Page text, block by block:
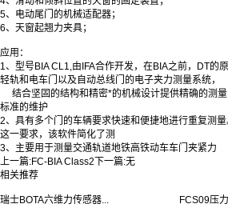
5、电动尾门的机械适配器；
6、天窗起翘力夹具；
应用：
1、型号BIA CL1,由IFA合作开发，在BIA之前，DT的
轻轨和电车门以及自动总线门的电子夹力测量系统，
结合坚固的结构和精密*的机械设计提供精确的测
标准的维护
2、具有多个门的车辆要求快速和便捷地进行重复测
这一要求，该软件简化了测
3、主要用于测量交通轨道地铁高铁动车车门夹紧力
上一篇:FC-BIA Class2 下一篇:无
相关推荐
瑞士BOTA六维力传感器... FCS09压